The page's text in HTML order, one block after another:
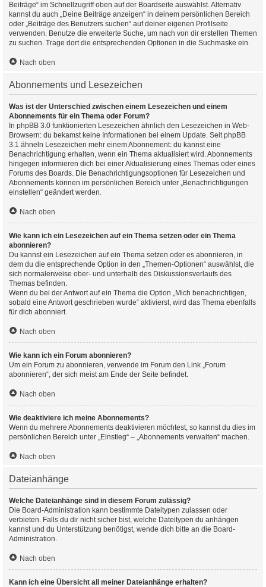
Beiträge“ im Schnellzugriff oben auf der Boardseite auswählst. Alternativ
kannst du auch „Deine Beiträge anzeigen“ in deinem persönlichen Bereich
oder „Beiträge des Benutzers suchen“ auf deiner eigenen Profilseite
verwenden. Benutze die erweiterte Suche, um nach von dir erstellen Themen
zu suchen. Trage dort die entsprechenden Optionen in die Suchmaske ein.
Nach oben
Abonnements und Lesezeichen
Was ist der Unterschied zwischen einem Lesezeichen und einem
Abonnements für ein Thema oder Forum?
In phpBB 3.0 funktionierten Lesezeichen ähnlich den Lesezeichen in Web-
Browsern: du bekamst keine Informationen bei einem Update. Seit phpBB
3.1 ähneln Lesezeichen mehr einem Abonnement: du kannst eine
Benachrichtigung erhalten, wenn ein Thema aktualisiert wird. Abonnements
hingegen informieren dich bei einer Aktualisierung eines Themas oder eines
Forums des Boards. Die Benachrichtigungsoptionen für Lesezeichen und
Abonnements können im persönlichen Bereich unter „Benachrichtigungen
einstellen“ geändert werden.
Nach oben
Wie kann ich ein Lesezeichen auf ein Thema setzen oder ein Thema
abonnieren?
Du kannst ein Lesezeichen auf ein Thema setzen oder es abonnieren, in
dem du die entsprechende Option in den „Themen-Optionen“ auswählst, die
sich normalerweise ober- und unterhalb des Diskussionsverlaufs des
Themas befinden.
Wenn du bei der Antwort auf ein Thema die Option „Mich benachrichtigen,
sobald eine Antwort geschrieben wurde“ aktivierst, wird das Thema ebenfalls
für dich abonniert.
Nach oben
Wie kann ich ein Forum abonnieren?
Um ein Forum zu abonnieren, verwende im Forum den Link „Forum
abonnieren“, der sich meist am Ende der Seite befindet.
Nach oben
Wie deaktiviere ich meine Abonnements?
Wenn du mehrere Abonnements deaktivieren möchtest, so kannst du dies im
persönlichen Bereich unter „Einstieg“ – „Abonnements verwalten“ machen.
Nach oben
Dateianhänge
Welche Dateianhänge sind in diesem Forum zulässig?
Die Board-Administration kann bestimmte Dateitypen zulassen oder
verbieten. Falls du dir nicht sicher bist, welche Dateitypen du anhängen
kannst und du Unterstützung benötigst, wende dich bitte an die Board-
Administration.
Nach oben
Kann ich eine Übersicht all meiner Dateianhänge erhalten?